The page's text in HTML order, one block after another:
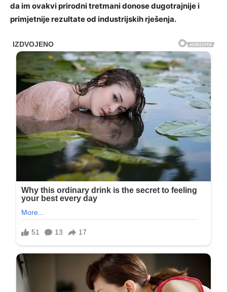
da im ovakvi prirodni tretmani donose dugotrajnije i
primjetnije rezultate od industrijskih rješenja.